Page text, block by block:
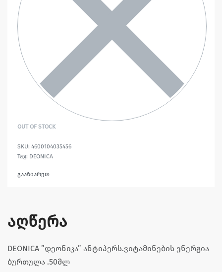
OUT OF STOCK
4600104035456
Tag: DEONICA
გააზიარეთ
აღწერა
DEONICA ”დეონიკა” ანტიპერს.ვიტამინების ენერგია
ბურთულა .50მლ